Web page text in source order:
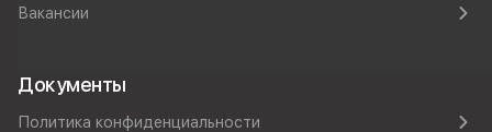
Вакансии
Документы
Политика конфиденциальности